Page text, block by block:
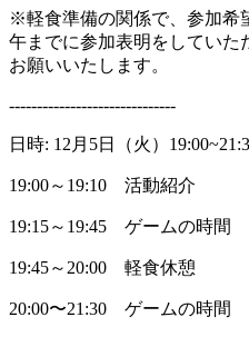
※軽食準備の関係で、参加希
午までに参加表明をしていた
お願いいたします。
------------------------------
日時: 12月5日（火）
19:00～19:10 活動紹介
19:15～19:45 ゲームの時間
19:45～20:00 軽食休憩
20:00〜21:30 ゲームの時間